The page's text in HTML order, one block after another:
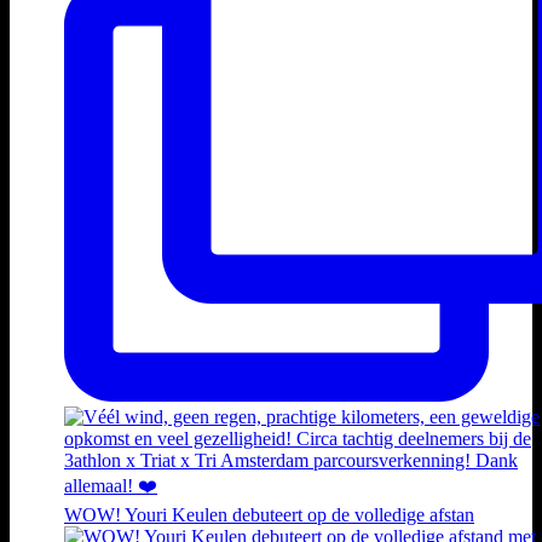
WOW! Youri Keulen debuteert op de volledige afstan